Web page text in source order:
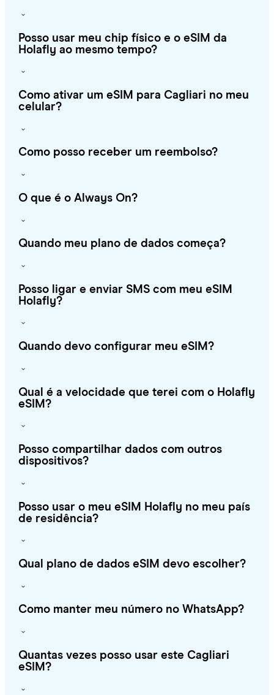
Posso usar meu chip físico e o eSIM da
Holafly ao mesmo tempo?
Como ativar um eSIM para Cagliari no meu
celular?
Como posso receber um reembolso?
O que é o Always On?
Quando meu plano de dados começa?
Posso ligar e enviar SMS com meu eSIM
Holafly?
Quando devo configurar meu eSIM?
Qual é a velocidade que terei com o Holafly
eSIM?
Posso compartilhar dados com outros
dispositivos?
Posso usar o meu eSIM Holafly no meu país
de residência?
Qual plano de dados eSIM devo escolher?
Como manter meu número no WhatsApp?
Quantas vezes posso usar este Cagliari
eSIM?